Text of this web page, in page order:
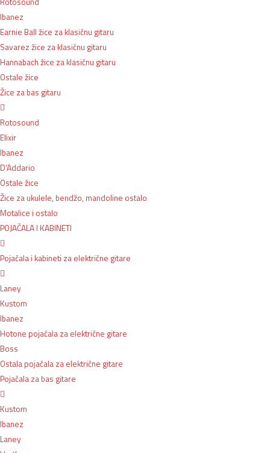
Ibanez
Earnie Ball žice za klasičnu gitaru
Savarez žice za klasičnu gitaru
Hannabach žice za klasičnu gitaru
Ostale žice
Žice za bas gitaru
Rotosound
Elixir
Ibanez
D’Addario
Ostale žice
Žice za ukulele, bendžo, mandoline ostalo
Motalice i ostalo
POJAČALA I KABINETI
Pojačala i kabineti za električne gitare
Laney
Kustom
Ibanez
Hotone pojačala za električne gitare
Boss
Ostala pojačala za električne gitare
Pojačala za bas gitare
Kustom
Ibanez
Laney